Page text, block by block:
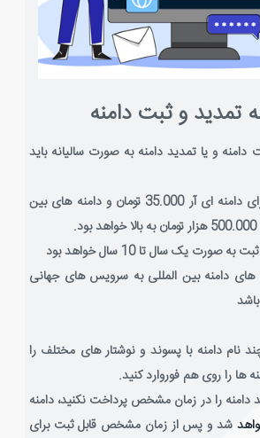
تمدید و ثبت دامنه
دامنه و یا تمدید دامنه به صورت سالیانه باید
حدود هزینه برای دامنه ای آر 35.000 تومان و دامنه های بین
صورت یک سال تا 10 سال خواهد بود
های دامنه بین المللی به سرویس های جهانی
نام دامنه با پسوند و نوشتار های مختلف را
ها را روی هم فوروارد کنید.
دامنه را در زمان مشخص پرداخت نکنید، دامنه
شد و پس از زمان مشخص قابل ثبت برای